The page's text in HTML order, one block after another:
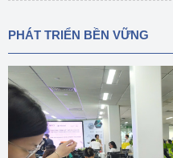
PHÁT TRIỂN BỀN VỮNG